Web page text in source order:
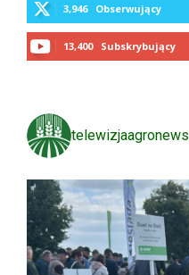
3,946 Obserwujący
13,400 Subskrybujący
telewizjaagronews